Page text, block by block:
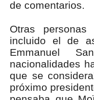
de comentarios.
Otras
incluido el de
Emmanuel
nacionalidades
que se
próximo